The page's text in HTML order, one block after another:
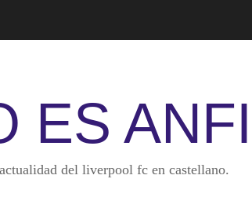
ES
actualidad del liverpool fc en castellano.